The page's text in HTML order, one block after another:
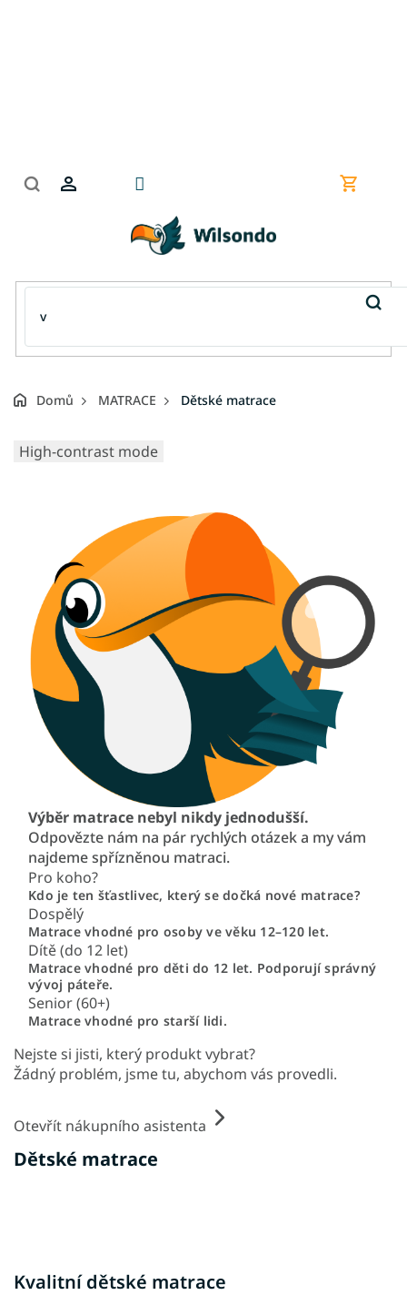
Nákupní
Domů MATRACE Dětské matrace
Dětské matrace
High-contrast mode
Výběr matrace nebyl nikdy jednodušší.
Odpovězte nám na pár rychlých otázek a my vám
najdeme spřízněnou matraci.
Pro koho?
Kdo je ten šťastlivec, který se dočká nové matrace?
Dospělý
Matrace vhodné pro osoby ve věku 12–120 let.
Dítě (do 12 let)
Matrace vhodné pro děti do 12 let. Podporují správný
vývoj páteře.
Senior (60+)
Matrace vhodné pro starší lidi.
Nejste si jisti, který produkt vybrat?
Žádný problém, jsme tu, abychom vás provedli.
Otevřít nákupního asistenta
Kvalitní dětské matrace